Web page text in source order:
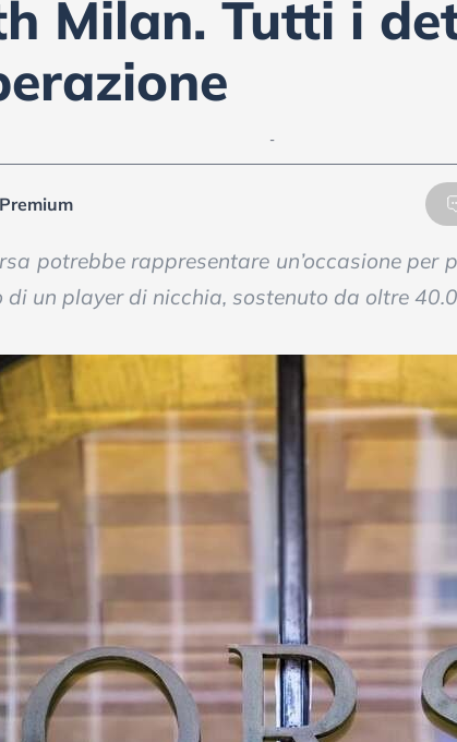
Milan. Tutti i
-
potrebbe rappresentare un’occasione
di un player di nicchia, sostenuto da oltre